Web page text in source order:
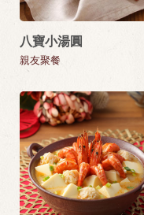
八寶小湯圓
親友聚餐